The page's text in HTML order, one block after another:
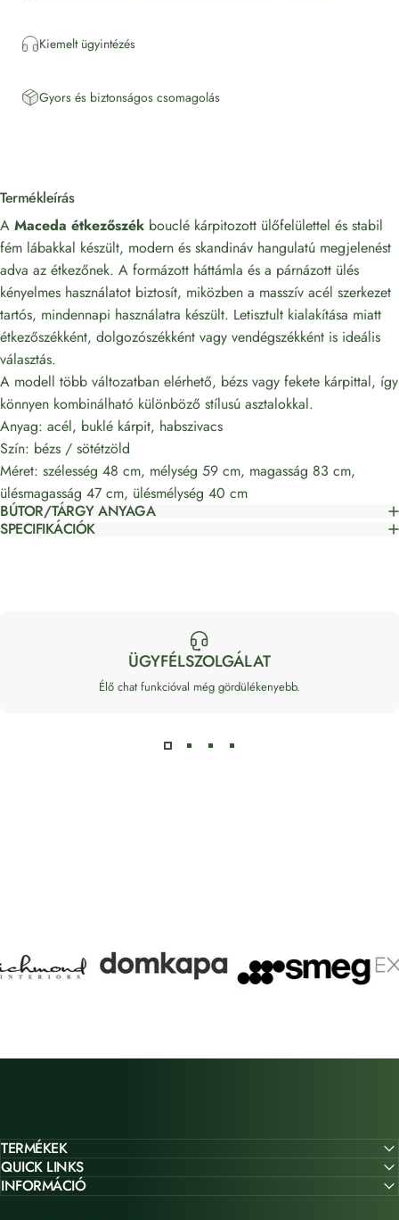
Kiemelt ügyintézés
Gyors és biztonságos csomagolás
Termékleírás
A Maceda étkezőszék bouclé kárpitozott ülőfelülettel és stabil
fém lábakkal készült, modern és skandináv hangulatú megjelenést
adva az étkezőnek. A formázott háttámla és a párnázott ülés
kényelmes használatot biztosít, miközben a masszív acél szerkezet
tartós, mindennapi használatra készült. Letisztult kialakítása miatt
étkezőszékként, dolgozószékként vagy vendégszékként is ideális
választás.
A modell több változatban elérhető, bézs vagy fekete kárpittal, így
könnyen kombinálható különböző stílusú asztalokkal.
Anyag: acél, buklé kárpit, habszivacs
Szín: bézs / sötétzöld
Méret: szélesség 48 cm, mélység 59 cm, magasság 83 cm,
ülésmagasság 47 cm, ülésmélység 40 cm
BÚTOR/TÁRGY ANYAGA
SPECIFIKÁCIÓK
ÜGYFÉLSZOLGÁLAT
Élő chat funkcióval még gördülékenyebb.
TERMÉKEK
QUICK LINKS
INFORMÁCIÓ